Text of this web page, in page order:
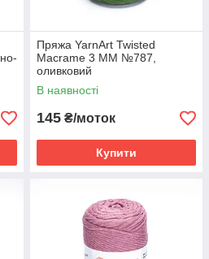
Пряжа YarnArt Twisted
Macrame 3 MM №787,
оливковий
В наявності
145 ₴/моток
Купити